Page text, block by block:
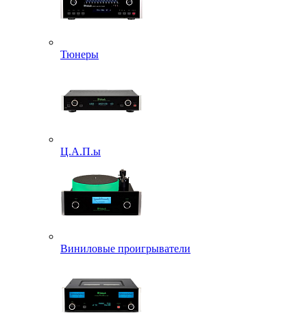
Тюнеры
Ц.А.П.ы
Виниловые проигрыватели